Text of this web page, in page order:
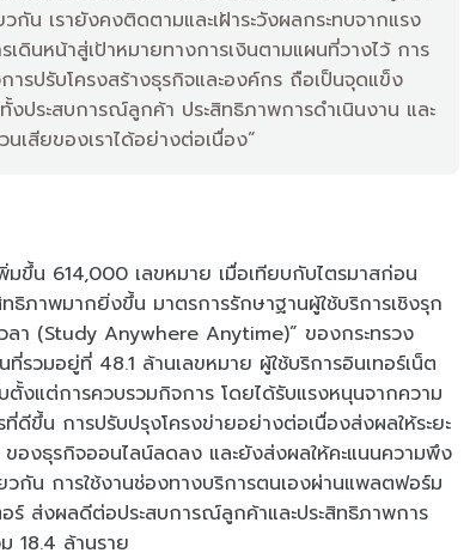
น เรายังคงติดตามและเฝ้าระวังผลกระทบจากแรง
นหน้าสู่เป้าหมายทางการเงินตามแผนที่วางไว้ การ
ปรับโครงสร้างธุรกิจและองค์กร ถือเป็นจุดแข็ง
ประสบการณ์ลูกค้า ประสิทธิภาพการดำเนินงาน และ
เสียของเราได้อย่างต่อเนื่อง”
มขึ้น 614,000 เลขหมาย เมื่อเทียบกับไตรมาสก่อน
ธิภาพมากยิ่งขึ้น มาตรการรักษาฐานผู้ใช้บริการเชิงรุก
วลา (Study Anywhere Anytime)” ของกระทรวง
รวมอยู่ที่ 48.1 ล้านเลขหมาย ผู้ใช้บริการอินเทอร์เน็ต
งแต่การควบรวมกิจการ โดยได้รับแรงหนุนจากความ
ดีขึ้น การปรับปรุงโครงข่ายอย่างต่อเนื่องส่งผลให้ระยะ
องธุรกิจออนไลน์ลดลง และยังส่งผลให้คะแนนความพึง
น การใช้งานช่องทางบริการตนเองผ่านแพลตฟอร์ม
ส่งผลดีต่อประสบการณ์ลูกค้าและประสิทธิภาพการ
18.4 ล้านราย